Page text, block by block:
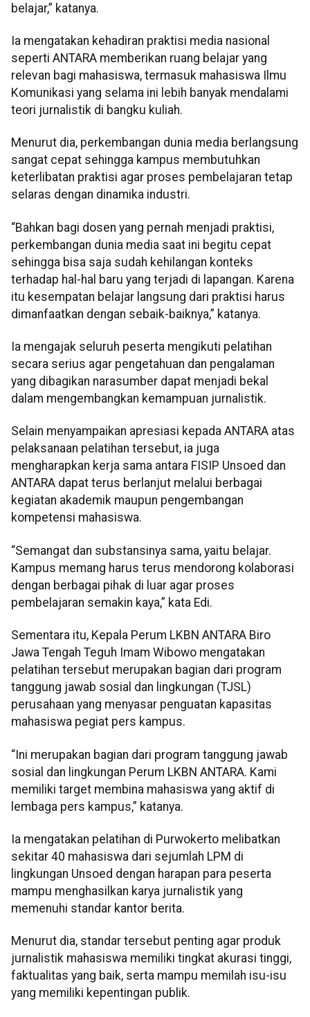
belajar,” katanya.
Ia mengatakan kehadiran praktisi media nasional
seperti ANTARA memberikan ruang belajar yang
relevan bagi mahasiswa, termasuk mahasiswa Ilmu
Komunikasi yang selama ini lebih banyak mendalami
teori jurnalistik di bangku kuliah.
Menurut dia, perkembangan dunia media berlangsung
sangat cepat sehingga kampus membutuhkan
keterlibatan praktisi agar proses pembelajaran tetap
selaras dengan dinamika industri.
“Bahkan bagi dosen yang pernah menjadi praktisi,
perkembangan dunia media saat ini begitu cepat
sehingga bisa saja sudah kehilangan konteks
terhadap hal-hal baru yang terjadi di lapangan. Karena
itu kesempatan belajar langsung dari praktisi harus
dimanfaatkan dengan sebaik-baiknya,” katanya.
Ia mengajak seluruh peserta mengikuti pelatihan
secara serius agar pengetahuan dan pengalaman
yang dibagikan narasumber dapat menjadi bekal
dalam mengembangkan kemampuan jurnalistik.
Selain menyampaikan apresiasi kepada ANTARA atas
pelaksanaan pelatihan tersebut, ia juga
mengharapkan kerja sama antara FISIP Unsoed dan
ANTARA dapat terus berlanjut melalui berbagai
kegiatan akademik maupun pengembangan
kompetensi mahasiswa.
“Semangat dan substansinya sama, yaitu belajar.
Kampus memang harus terus mendorong kolaborasi
dengan berbagai pihak di luar agar proses
pembelajaran semakin kaya,” kata Edi.
Sementara itu, Kepala Perum LKBN ANTARA Biro
Jawa Tengah Teguh Imam Wibowo mengatakan
pelatihan tersebut merupakan bagian dari program
tanggung jawab sosial dan lingkungan (TJSL)
perusahaan yang menyasar penguatan kapasitas
mahasiswa pegiat pers kampus.
“Ini merupakan bagian dari program tanggung jawab
sosial dan lingkungan Perum LKBN ANTARA. Kami
memiliki target membina mahasiswa yang aktif di
lembaga pers kampus,” katanya.
Ia mengatakan pelatihan di Purwokerto melibatkan
sekitar 40 mahasiswa dari sejumlah LPM di
lingkungan Unsoed dengan harapan para peserta
mampu menghasilkan karya jurnalistik yang
memenuhi standar kantor berita.
Menurut dia, standar tersebut penting agar produk
jurnalistik mahasiswa memiliki tingkat akurasi tinggi,
faktualitas yang baik, serta mampu memilah isu-isu
yang memiliki kepentingan publik.